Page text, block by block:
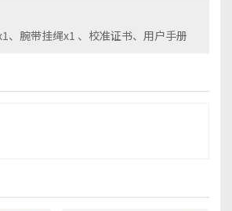
、腕带挂绳x1 、校准证书、用户手册